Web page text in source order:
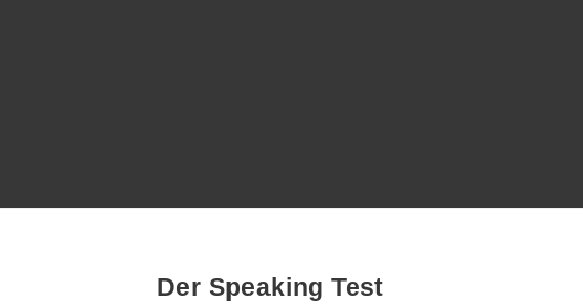
Der Speaking Test